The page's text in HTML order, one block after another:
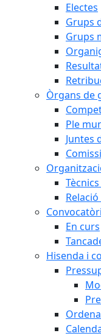
Electes
Grups
Grups
Òrgans de
Ple
Juntes
En curs
Hisenda i